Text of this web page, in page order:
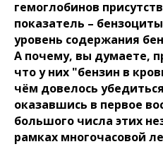
гемоглобинов
показатель –
уровень содержания
А почему, вы думаете,
что у них "бензин в
чём довелось
оказавшись в первое
большого числа этих
рамках многочасовой